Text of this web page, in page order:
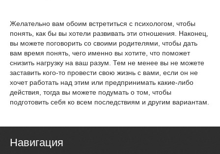
Желательно вам обоим встретиться с психологом, чтобы
понять, как бы вы хотели развивать эти отношения. Наконец,
вы можете поговорить со своими родителями, чтобы дать
вам время понять, чего именно вы хотите, что поможет
снизить нагрузку на ваш разум. Тем не менее вы не можете
заставить кого-то провести свою жизнь с вами, если он не
хочет работать над этим или предпринимать какие-либо
действия, тогда вы можете подумать о том, чтобы
подготовить себя ко всем последствиям и другим вариантам.
Навигация